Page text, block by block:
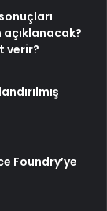
açıklanacak?
verir?
Foundry’ye